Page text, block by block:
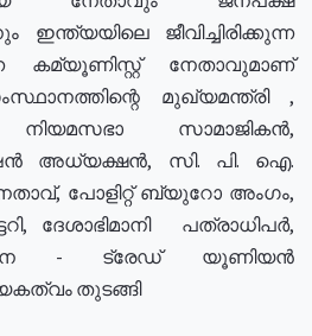
ഇന്ത്യയിലെ ജീവിച്ചിരിക്കുന്ന
കമ്യൂണിസ്റ്റ് നേതാവുമാണ്
മുഖ്യമന്ത്രി ,
നിയമസഭാ സാമാജികൻ,
അധ്യക്ഷൻ, സി. പി. ഐ.
പോളിറ്റ് ബ്യുറോ അംഗം,
ദേശാഭിമാനി പത്രാധിപർ,
- ട്രേഡ് യൂണിയൻ
തുടങ്ങി